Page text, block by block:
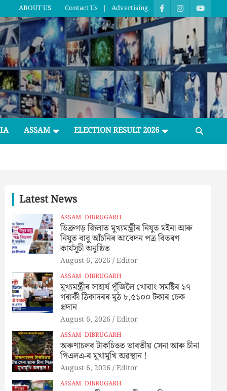
ABOUT US Contact Us Advertising
ASSAM ELECTION RESULT 2026
Latest News
ASSAM DIBRUGARH
ডিব্ৰুগড় জিলাত মুখ্যমন্ত্ৰীৰ নিযুত মইনা আৰু
নিযুত বাবু আঁচনিৰ আবেদন পত্ৰ বিতৰণ
কাৰ্যসূচী অনুষ্ঠিত
August 6, 2026 Editor
ASSAM DIBRUGARH
মুখ্যমন্ত্ৰীৰ সাহাৰ্য পূঁজিলৈ খোৱাং সমষ্টিৰ ১৭
গৰাকী ঠিকাদৰৰ মুঠ ৮,৫১০০ টকাৰ চেক
প্ৰদান
August 6, 2026 Editor
ASSAM DIBRUGARH
অৰুণাচলৰ টাকচিঙত ভাৰতীয় সেনা আৰু চীনা
পিএলএ-ৰ মুখামুখি অৱস্থান !
August 6, 2026 Editor
ASSAM DIBRUGARH